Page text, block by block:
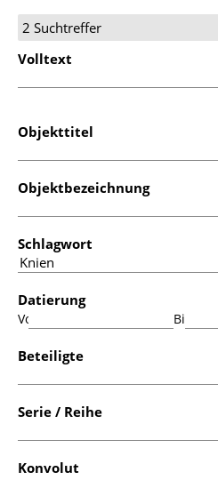
2 Suchtreffer
Volltext
Objekttitel
Objektbezeichnung
Schlagwort
Datierung
Von: Bis:
Beteiligte
Serie / Reihe
Konvolut